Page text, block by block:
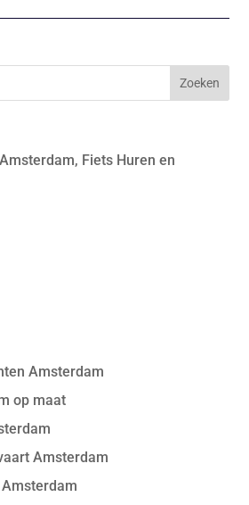
Fiets Huren en
Amsterdam
op maat
Amsterdam